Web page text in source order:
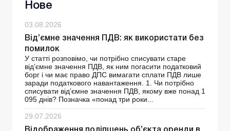
Нове
03.08.2026
Від’ємне значення ПДВ: як використати без
помилок
У статті розповімо, чи потрібно списувати старе
від’ємне значення ПДВ, як ним погасити податковий
борг і чи має право ДПС вимагати сплати ПДВ лише
заради податкового навантаження. 1. Чи потрібно
списувати від’ємне значення ПДВ, якому вже понад 1
095 днів? Позначка «понад три роки...
29.07.2026